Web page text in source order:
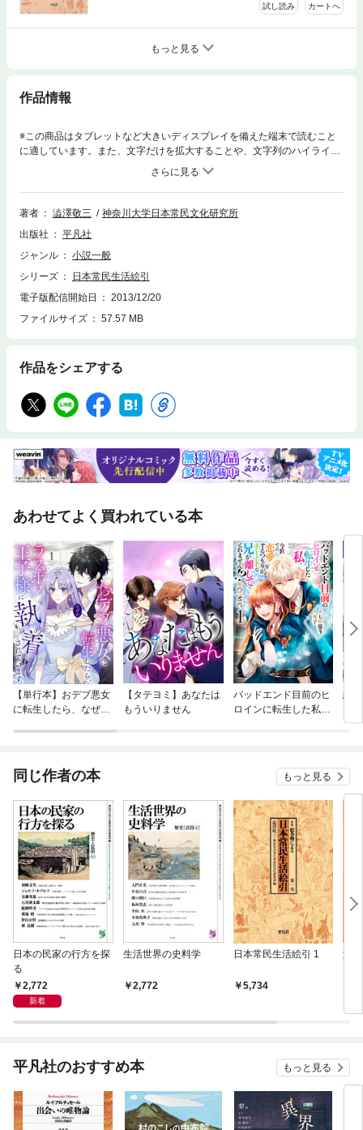
試し読み カートへ
もっと見る
作品情報
※この商品はタブレットなど大きいディスプレイを備えた端末で読むこと
に適しています。また、文字だけを拡大することや、文字列のハイライ
ト、検索、辞書の参照、引用などの機能が使用できません。 平安・鎌倉・
室町時代の主要な２５の絵巻物から、庶民生活の場面を選び、画中に描か
れた出生から死に至る人間の喜怒哀楽の諸相を解説する。衣食住など１５
分類し、各絵巻物の成立、内容、詞書を詳説。
著者 澁澤敬三
神奈川大学日本常民文化研究所
出版社
平凡社
ジャンル
小説一般
シリーズ
日本常民生活絵引
電子版配信開始日
2013/12/20
ファイルサイズ
57.57 MB
作品をシェアする
あわせてよく買われている本
【単行本】おデブ悪女
に転生したら、なぜか
【タテヨミ】あなたは
もういりません
バッドエンド目前のヒ
ロインに転生した私、
結
同じ作者の本 もっと見る
日本の民家の行方を探
る
2,772
新着
生活世界の史料学
2,772
日本常民生活絵引 1
5,734
澁
平凡社のおすすめ本 もっと見る